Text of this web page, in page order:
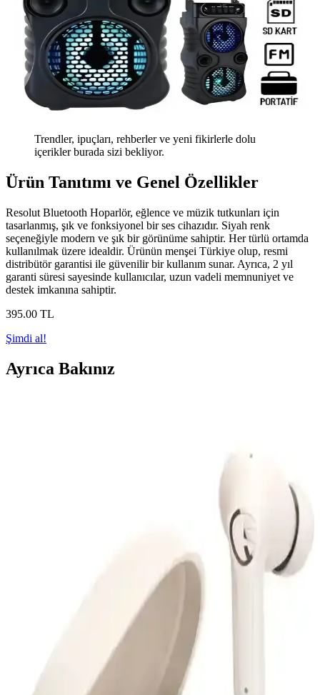
Trendler, ipuçları, rehberler ve yeni fikirlerle dolu
içerikler burada sizi bekliyor.
Ürün Tanıtımı ve Genel Özellikler
Resolut Bluetooth Hoparlör, eğlence ve müzik tutkunları için
tasarlanmış, şık ve fonksiyonel bir ses cihazıdır. Siyah renk
seçeneğiyle modern ve şık bir görünüme sahiptir. Her türlü ortamda
kullanılmak üzere idealdir. Ürünün menşei Türkiye olup, resmi
distribütör garantisi ile güvenilir bir kullanım sunar. Ayrıca, 2 yıl
garanti süresi sayesinde kullanıcılar, uzun vadeli memnuniyet ve
destek imkanına sahiptir.
395.00 TL
Şimdi al!
Ayrıca Bakınız
JBL 770 NC, aktif gürültü engelleme, uzun pil ömrü ve yüksek ses
kalitesi ile kablosuz kullanımda öne çıkan modern kulaklık
MOBAX Lila Bluetoothlu Işıklı Oyuncu Kulaklığı
Çocuklar ve Gençler İçin Şık ve Fonksiyonel
MOBAX Lila, renkli tasarımı, yüksek ses kalitesi ve kablosuz
kullanım özelliğiyle çocuklar ve gençler için ideal, ergonomik ve şık
Renault Megan Clio ve Genel Markalar Bluetooth
Araç Teyp Karşılaştırması
Renault Megan Clio ve genel markaların Bluetooth araç teypleri
karşılaştırılıyor. Ses kalitesi, kurulum kolaylığı ve kullanıcı
yorumlarıyla en uygun seçeneği belirleyin.